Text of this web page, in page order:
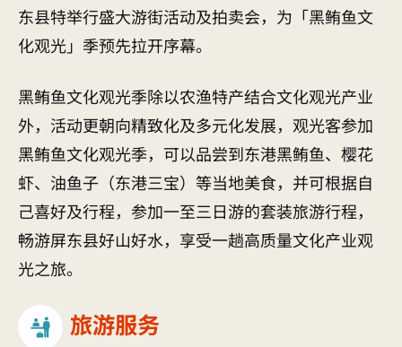
东县特举行盛大游街活动及拍卖会，为「黑鲔鱼文
化观光」季预先拉开序幕。
黑鲔鱼文化观光季除以农渔特产结合文化观光产业
外，活动更朝向精致化及多元化发展，观光客参加
黑鲔鱼文化观光季，可以品尝到东港黑鲔鱼、樱花
虾、油鱼子（东港三宝）等当地美食，并可根据自
己喜好及行程，参加一至三日游的套装旅游行程，
畅游屏东县好山好水，享受一趟高质量文化产业观
光之旅。
旅游服务